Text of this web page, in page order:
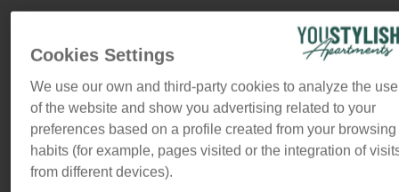
Elegante piso familiar en la zona alta de Barcelona, junto
a Plaza Molina
Este luminoso y amplio apartamento, recientemente
decorado por un reconocido interiorista, es una opción
ideal para familias que buscan confort, estilo y una
ubicación privilegiada durante su estancia en Barcelona.
Situado en la zona alta de la ciudad, en la intersección de
Balmes con Via Augusta, el piso disfruta de vistas
Cookies Settings
We use our own and third-party cookies to analyze the use
of the website and show you advertising related to your
preferences based on a profile created from your browsing
habits (for example, pages visited or the integration of
from different devices).